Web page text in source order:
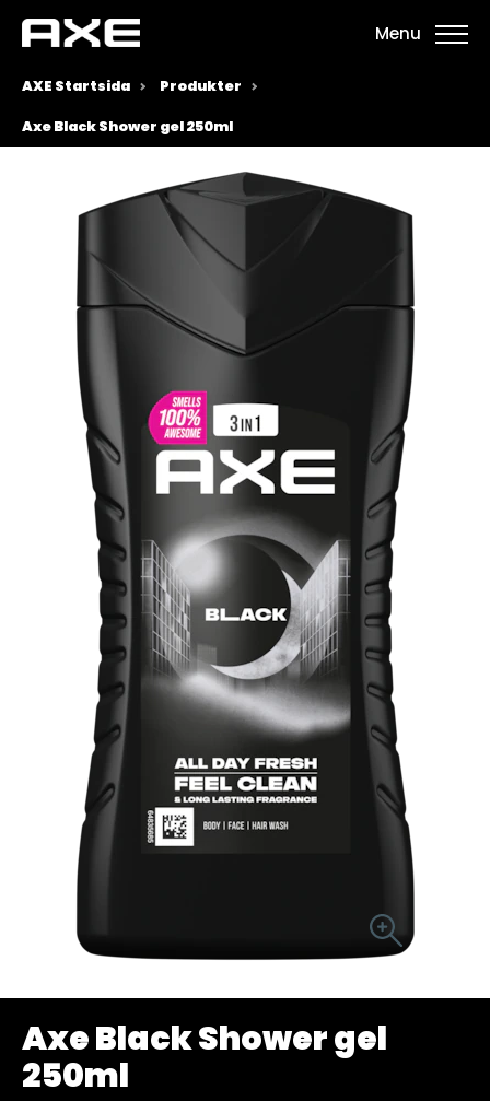
Menu
AXE Startsida Produkter
Axe Black Shower gel 250ml
Axe Black Shower gel
250ml